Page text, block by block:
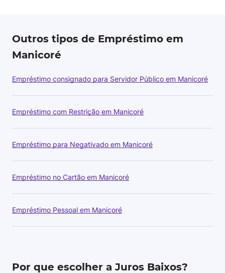
Outros tipos de Empréstimo em
Manicoré
Empréstimo consignado para Servidor Público em Manicoré
Empréstimo com Restrição em Manicoré
Empréstimo para Negativado em Manicoré
Empréstimo no Cartão em Manicoré
Empréstimo Pessoal em Manicoré
Por que escolher a Juros Baixos?